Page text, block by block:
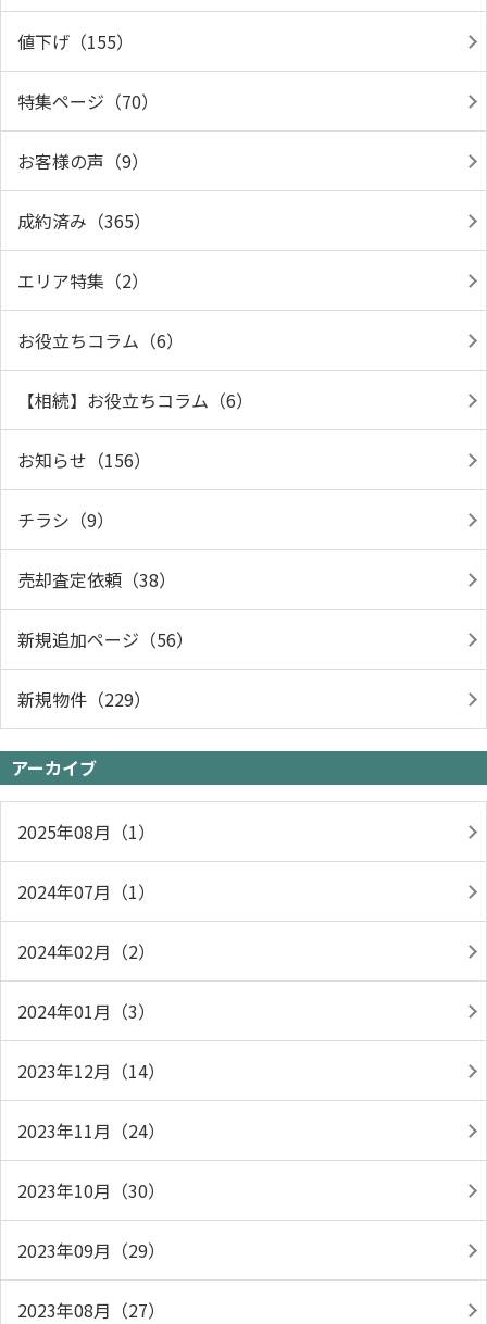
値下げ（155）
特集ページ（70）
お客様の声（9）
成約済み（365）
エリア特集（2）
お役立ちコラム（6）
【相続】お役立ちコラム（6）
お知らせ（156）
チラシ（9）
売却査定依頼（38）
新規追加ページ（56）
新規物件（229）
アーカイブ
2025年08月（1）
2024年07月（1）
2024年02月（2）
2024年01月（3）
2023年12月（14）
2023年11月（24）
2023年10月（30）
2023年09月（29）
2023年08月（27）